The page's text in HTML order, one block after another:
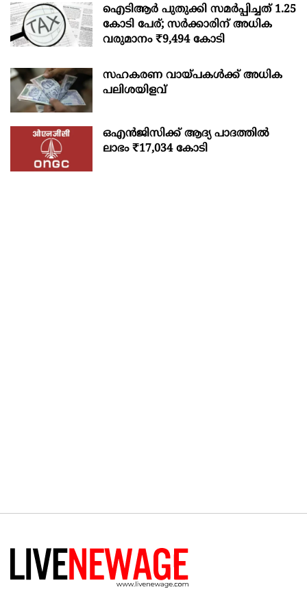
ഐടിആര്‍ പുതുക്കി സമർപ്പിച്ചത് 1.25
കോടി പേര്; സർക്കാരിന് അധിക
വരുമാനം ₹9,494 കോടി
സഹകരണ വായ്പകള്‍ക്ക് അധിക
പലിശയിളവ്
ഒഎന്‍ജിസിക്ക് ആദ്യ പാദത്തില്‍
ലാഭം ₹17,034 കോടി